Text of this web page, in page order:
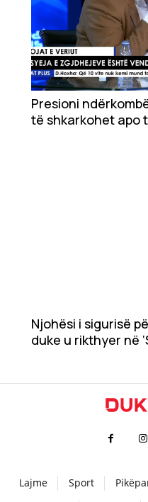
Presioni
të shkarkohet apo
Njohësi i sigurisë
duke u rikthyer në
Lajme Sport